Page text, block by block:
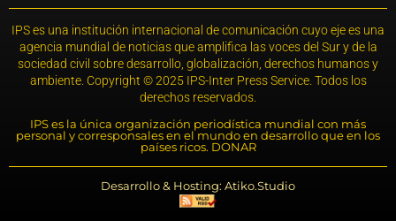
IPS es una institución internacional de comunicación cuyo eje es una
agencia mundial de noticias que amplifica las voces del Sur y de la
sociedad civil sobre desarrollo, globalización, derechos humanos y
ambiente. Copyright © 2025 IPS-Inter Press Service. Todos los
derechos reservados.
IPS es la única organización periodística mundial con más
personal y corresponsales en el mundo en desarrollo que en los
países ricos. DONAR
Desarrollo & Hosting: Atiko.Studio